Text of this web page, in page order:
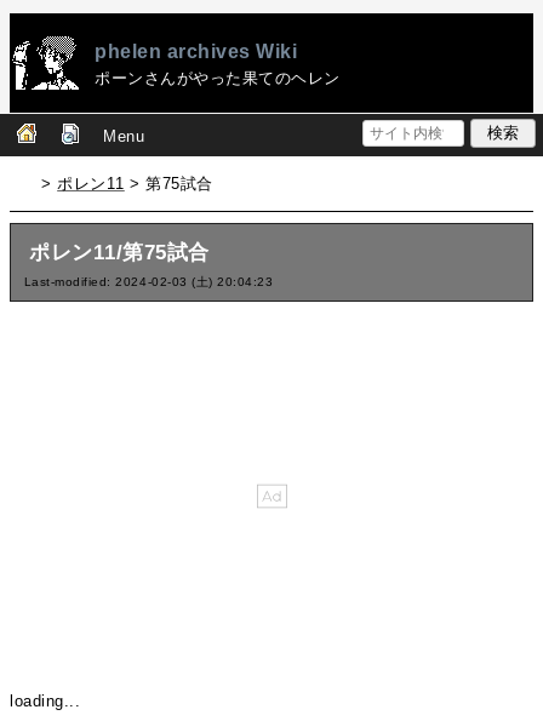
phelen archives Wiki
ポーンさんがやった果てのヘレン
Menu
>ポレン11 > 第75試合
ポレン11/第75試合
Last-modified: 2024-02-03 (土) 20:04:23
loading...